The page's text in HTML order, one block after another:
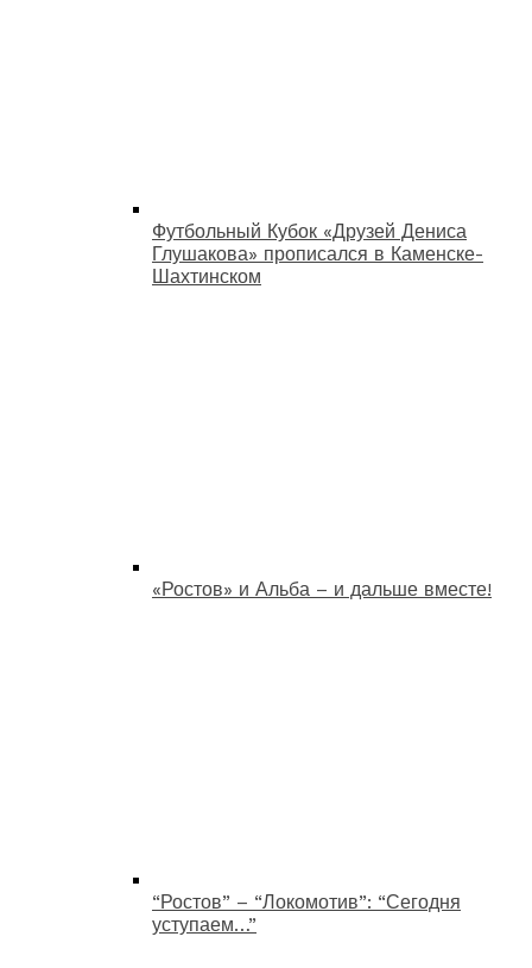
Футбольный Кубок «Друзей Дениса
Глушакова» прописался в Каменске-
Шахтинском
«Ростов» и Альба – и дальше вместе!
“Ростов” – “Локомотив”: “Сегодня
уступаем…”